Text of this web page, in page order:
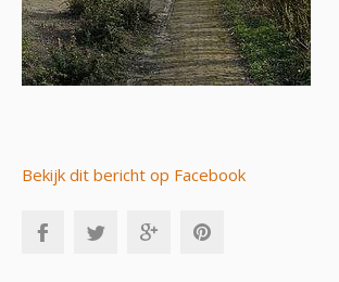
Bekijk dit bericht op Facebook